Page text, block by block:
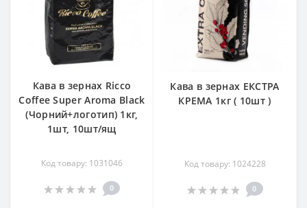
Кава в зернах Ricco
Coffee Super Aroma Black
(Чорний+логотип) 1кг,
1шт, 10шт/ящ
Код товару: 1031046
0
Кава в зернах ЕКСТРА
КРЕМА 1кг ( 10шт )
Код товару: 1024228
0